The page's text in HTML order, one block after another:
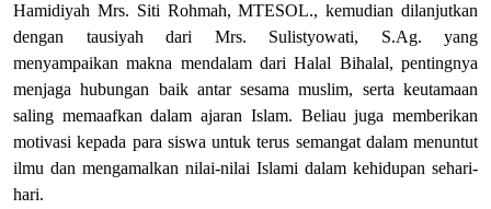
Hamidiyah Mrs. Siti Rohmah, MTESOL., kemudian dilanjutkan
dengan tausiyah dari Mrs. Sulistyowati, S.Ag. yang
menyampaikan makna mendalam dari Halal Bihalal, pentingnya
menjaga hubungan baik antar sesama muslim, serta keutamaan
saling memaafkan dalam ajaran Islam. Beliau juga memberikan
motivasi kepada para siswa untuk terus semangat dalam menuntut
ilmu dan mengamalkan nilai-nilai Islami dalam kehidupan sehari-
hari.